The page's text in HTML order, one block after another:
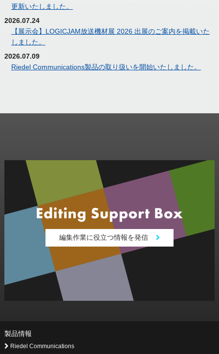
更新いたしました。
2026.07.24
【展示会】LOGICJAM放送機材展 2026 出展のご案内を掲載いた
しました。
2026.07.09
Riedel Communications製品の取り扱いを開始いたしました。
編集作業に役立つ情報を発信
製品情報
Riedel Communications